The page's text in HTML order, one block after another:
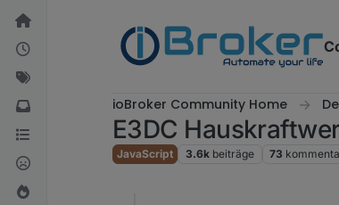
Weiter zum Inhalt
ioBroker Community Home
E3DC
JavaScript 3.6k beiträge 73